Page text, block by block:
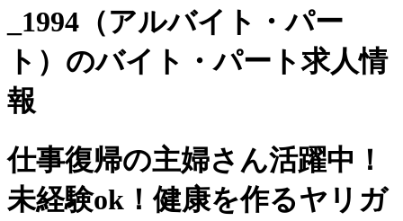
_1994（アルバイト・パー
ト）のバイト・パート求人情
報
仕事復帰の主婦さん活躍中！
未経験ok！健康を作るヤリガ